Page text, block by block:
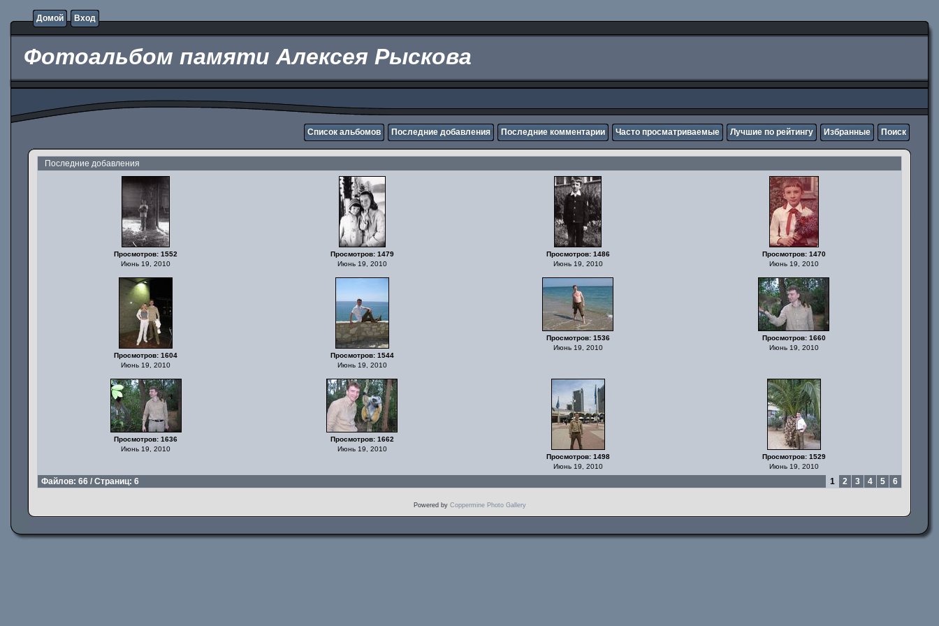
Домой Вход
Фотоальбом памяти Алексея Рыскова
Список альбомов Последние добавления Последние комментарии Часто просматриваемые Лучшие по рейтингу Избранные Поиск
Последние добавления
Просмотров: 1552
Июнь 19, 2010
Просмотров: 1479
Июнь 19, 2010
Просмотров: 1486
Июнь 19, 2010
Просмотров: 1470
Июнь 19, 2010
Просмотров: 1604
Июнь 19, 2010
Просмотров: 1544
Июнь 19, 2010
Просмотров: 1536
Июнь 19, 2010
Просмотров: 1660
Июнь 19, 2010
Просмотров: 1636
Июнь 19, 2010
Просмотров: 1662
Июнь 19, 2010
Просмотров: 1498
Июнь 19, 2010
Просмотров: 1529
Июнь 19, 2010
Файлов: 66 / Страниц: 6 1 2 3 4 5 6
Powered by Coppermine Photo Gallery